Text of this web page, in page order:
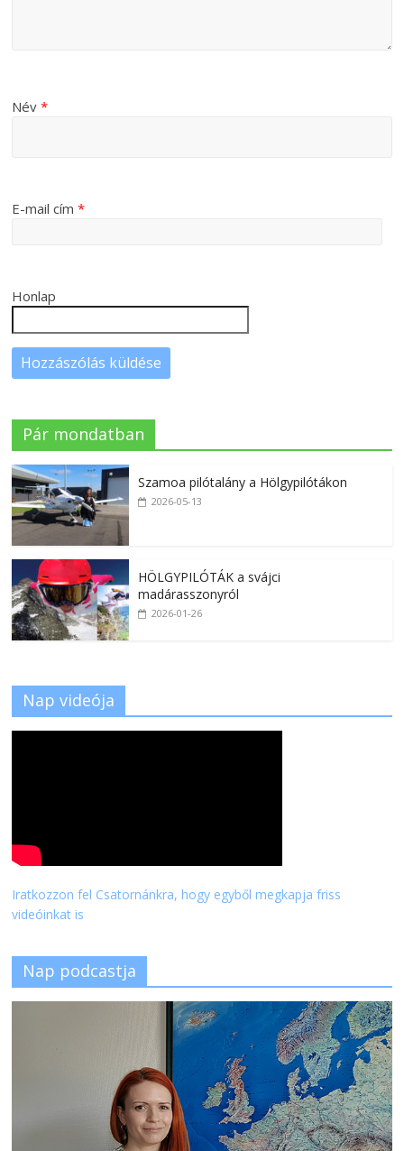
Név*
E-mail cím*
Honlap
Pár mondatban
Szamoa pilótalány a Hölgypilótákon
2026-05-13
HÖLGYPILÓTÁK a svájci
madárasszonyról
2026-01-26
Nap videója
Iratkozzon fel Csatornánkra, hogy egyből megkapja friss
videóinkat is
Nap podcastja